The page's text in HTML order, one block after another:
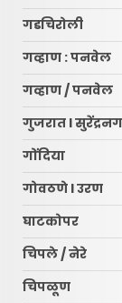
गडचिरोली
गव्हाण : पनवेल
गव्हाण / पनवेल
गुजरात l
गोंदिया
गोवठणे l उरण
घाटकोपर
चिपले / नेरे
चिपळूण